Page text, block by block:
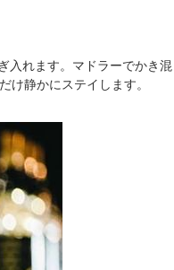
入れます。マドラーでかき混
静かにステイします。